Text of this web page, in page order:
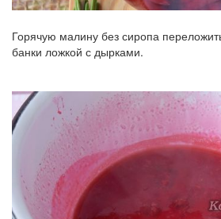
Горячую малину без сиропа
банки ложкой с дырками.